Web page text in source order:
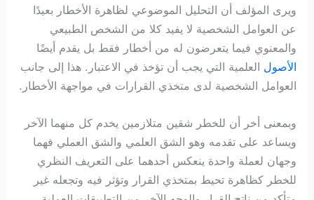
ويرى المؤلف أن التحليل الموضوعي لظاهرة الأخطار بعيدًا
عن العوامل الشخصية لا يفيد كلا من الشخص الطبيعي
والمعنوي فيما يتعرضون له من أخطار فقط بل يقدم أيضًا
الأصول العلمية التي يجب أن تؤخذ في الاعتبار. هذا إلى جانب
العوامل الشخصية لدى متخذي القرارات في مواجهة الأخطار.
وبمعنى أخر أن للخطر شقين متلازمين يخدم كل منهما الآخر
ويساعد على تقدمه وهو الشق العلمي والشق العملي فهما
وجهان لعملة واحدة ينعكس أحدهما على التعريف النظري
للخطر كظاهرة تحيط بمتخذي القرار وتؤثر فيه وتجعله غير